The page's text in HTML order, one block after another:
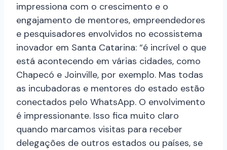
impressiona com o crescimento e o
engajamento de mentores, empreendedores
e pesquisadores envolvidos no ecossistema
inovador em Santa Catarina: “é incrível o que
está acontecendo em várias cidades, como
Chapecó e Joinville, por exemplo. Mas todas
as incubadoras e mentores do estado estão
conectados pelo WhatsApp. O envolvimento
é impressionante. Isso fica muito claro
quando marcamos visitas para receber
delegações de outros estados ou países, se